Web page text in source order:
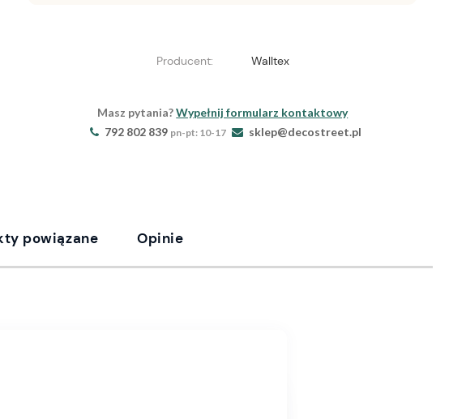
Producent: Walltex
Masz pytania?Wypełnij formularz kontaktowy
792 802 839 pn-pt: 10-17 sklep@decostreet.pl
powiązane Opinie